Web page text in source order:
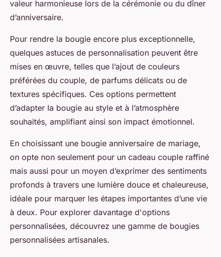
valeur harmonieuse lors de la cérémonie ou du dîner
d’anniversaire.
Pour rendre la bougie encore plus exceptionnelle,
quelques astuces de personnalisation peuvent être
mises en œuvre, telles que l’ajout de couleurs
préférées du couple, de parfums délicats ou de
textures spécifiques. Ces options permettent
d’adapter la bougie au style et à l’atmosphère
souhaités, amplifiant ainsi son impact émotionnel.
En choisissant une bougie anniversaire de mariage,
on opte non seulement pour un cadeau couple raffiné
mais aussi pour un moyen d’exprimer des sentiments
profonds à travers une lumière douce et chaleureuse,
idéale pour marquer les étapes importantes d’une vie
à deux. Pour explorer davantage d'options
personnalisées, découvrez une gamme de bougies
personnalisées artisanales.